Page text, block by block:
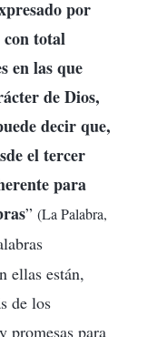
por
con total
en las que
de Dios,
decir que,
el tercer
para
” (La Palabra,
ellas están,
de los
promesas para